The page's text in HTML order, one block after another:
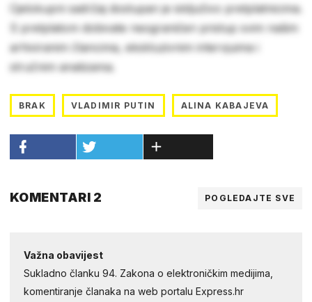
Cjelokupni sadržaj dostupan je isključivo pretplatnicima.
S pretplatom dobivate neograničen pristup svim našim
arhiviranim člancima, ekskluzivnim intervjuima i
stručnim analizama.
BRAK VLADIMIR PUTIN ALINA KABAJEVA
KOMENTARI 2 POGLEDAJTE SVE
Važna obavijest
Sukladno članku 94. Zakona o elektroničkim medijima,
komentiranje članaka na web portalu Express.hr